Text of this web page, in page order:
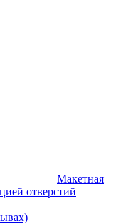
Макетная
отверстий